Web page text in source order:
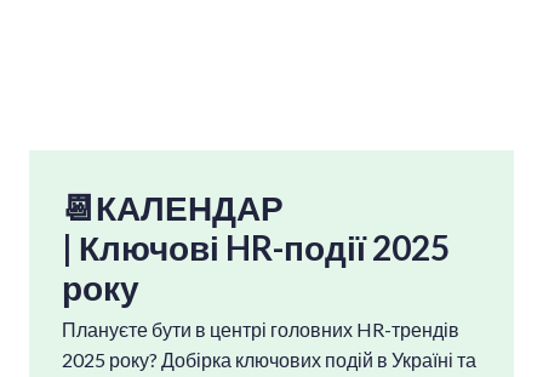
📆КАЛЕНДАР
| Ключові HR-події 2025
року
Плануєте бути в центрі головних HR-трендів
2025 року? Добірка ключових подій в Україні та